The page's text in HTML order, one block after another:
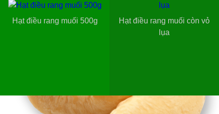
Hạt điều rang muối 500g
Hạt điều rang muối còn vỏ
lụa